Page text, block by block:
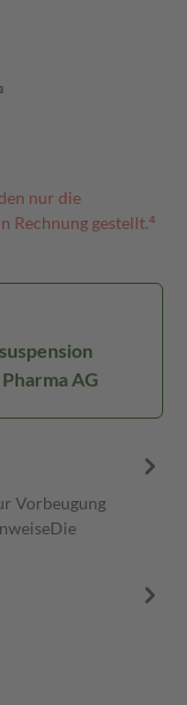
nur die
Rechnung gestellt.⁴
AG
Vorbeugung